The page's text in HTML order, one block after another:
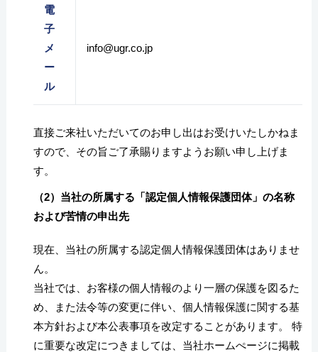
電
子
メ
ー
ル
info@ugr.co.jp
直接ご来社いただいてのお申し出はお受けいたしかねま
すので、その旨ご了承賜りますようお願い申し上げま
す。
（2）当社の所属する「認定個人情報保護団体」の名称
および苦情の申出先
現在、当社の所属する認定個人情報保護団体はありませ
ん。
当社では、お客様の個人情報のより一層の保護を図るた
め、また法令等の変更に伴い、個人情報保護に関する基
本方針および本公表事項を改定することがあります。 特
に重要な改定につきましては、当社ホームぺージに掲載